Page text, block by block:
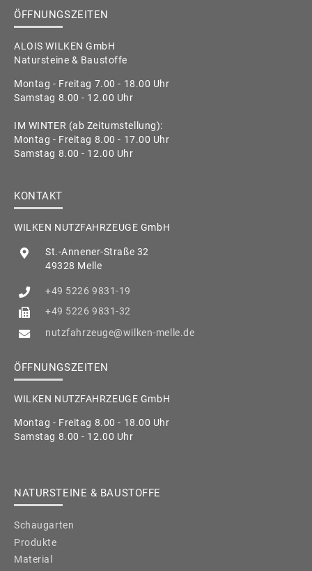
ÖFFNUNGSZEITEN
ALOIS WILKEN GmbH
Natursteine & Baustoffe
Montag - Freitag 7.00 - 18.00 Uhr
Samstag 8.00 - 12.00 Uhr
IM WINTER (ab Zeitumstellung):
Montag - Freitag 8.00 - 17.00 Uhr
Samstag 8.00 - 12.00 Uhr
KONTAKT
WILKEN NUTZFAHRZEUGE GmbH
St.-Annener-Straße 32
49328 Melle
+49 5226 9831-19
+49 5226 9831-32
nutzfahrzeuge@wilken-melle.de
ÖFFNUNGSZEITEN
WILKEN NUTZFAHRZEUGE GmbH
Montag - Freitag 8.00 - 18.00 Uhr
Samstag 8.00 - 12.00 Uhr
NATURSTEINE & BAUSTOFFE
Schaugarten
Produkte
Material